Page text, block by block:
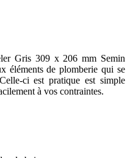
Gris 309 x 206 mm Semin
éléments de plomberie qui se
ci est pratique est simple
à vos contraintes.